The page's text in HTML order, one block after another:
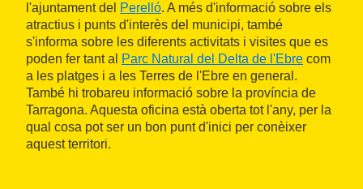
l'ajuntament del Perelló. A més d'informació sobre els
atractius i punts d'interès del municipi, també
s'informa sobre les diferents activitats i visites que es
poden fer tant al
Parc Natural del Delta de l'Ebre com
a les platges i a les Terres de l'Ebre en general.
També hi trobareu informació sobre la província de
Tarragona. Aquesta oficina està oberta tot l'any, per la
qual cosa pot ser un bon punt d'inici per conèixer
aquest territori.